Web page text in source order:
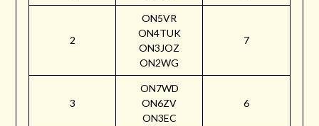
2
ON5VR
ON4TUK
ON3JOZ
ON2WG
7
3
ON7WD
ON6ZV
ON3EC
6